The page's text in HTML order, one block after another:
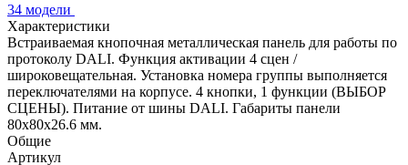
34 модели
Характеристики
Встраиваемая кнопочная металлическая панель для работы по
протоколу DALI. Функция активации 4 сцен /
широковещательная. Установка номера группы выполняется
переключателями на корпусе. 4 кнопки, 1 функции (ВЫБОР
СЦЕНЫ). Питание от шины DALI. Габариты панели
80x80x26.6 мм.
Общие
Артикул